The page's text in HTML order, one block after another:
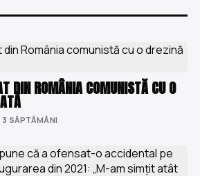
DIN ROMÂNIA COMUNISTĂ CU O
3 SĂPTĂMÂNI